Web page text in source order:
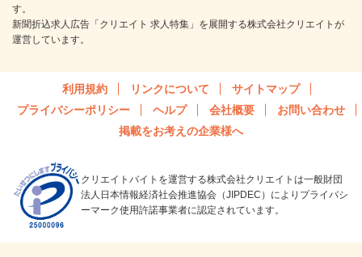
す。
新聞折込求人広告「クリエイト 求人特集」を展開する株式会社クリエイトが
運営しています。
利用規約 リンクについて
サイトマップ
プライバシーポリシー
ヘルプ 会社概要
お問い合わせ
掲載をお考えの企業様へ
クリエイトバイトを運営する株式会社クリエイトは一般財団
法人日本情報経済社会推進協会（JIPDEC）によりプライバシ
ーマーク使用許諾事業者に認定されています。